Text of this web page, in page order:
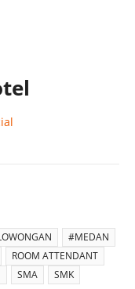
#MEDAN
ROOM ATTENDANT
SMA SMK